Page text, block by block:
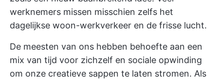
werknemers missen misschien zelfs het
dagelijkse woon-werkverkeer en de frisse lucht.
De meesten van ons hebben behoefte aan een
mix van tijd voor zichzelf en sociale opwinding
om onze creatieve sappen te laten stromen. Als